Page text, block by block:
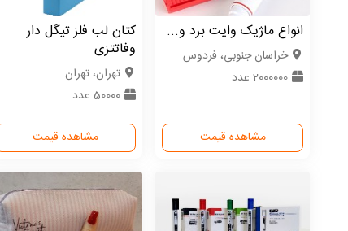
انواع ماژیک وایت برد و...
خراسان جنوبی، فردوس
2000000 عدد
مشاهده قیمت
کتان لب فلز تیگل دار
وفاتتزی
تهران، تهران
50000 عدد
مشاهده قیمت